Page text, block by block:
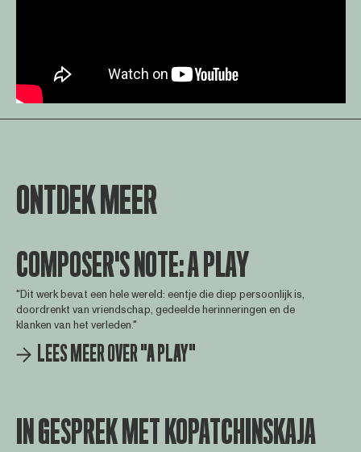
ONTDEK MEER
COMPOSER'S NOTE: A PLAY
"Dit werk bevat een hele wereld: eentje die diep persoonlijk is,
doordrenkt van vriendschap, gedeelde herinneringen en de
klanken van het verleden."
LEES MEER OVER "A PLAY"
IN GESPREK MET KOPATCHINSKAJA